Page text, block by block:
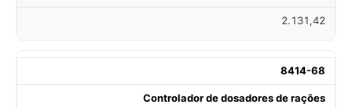
2.131,42
8414-68
Controlador de dosadores de rações